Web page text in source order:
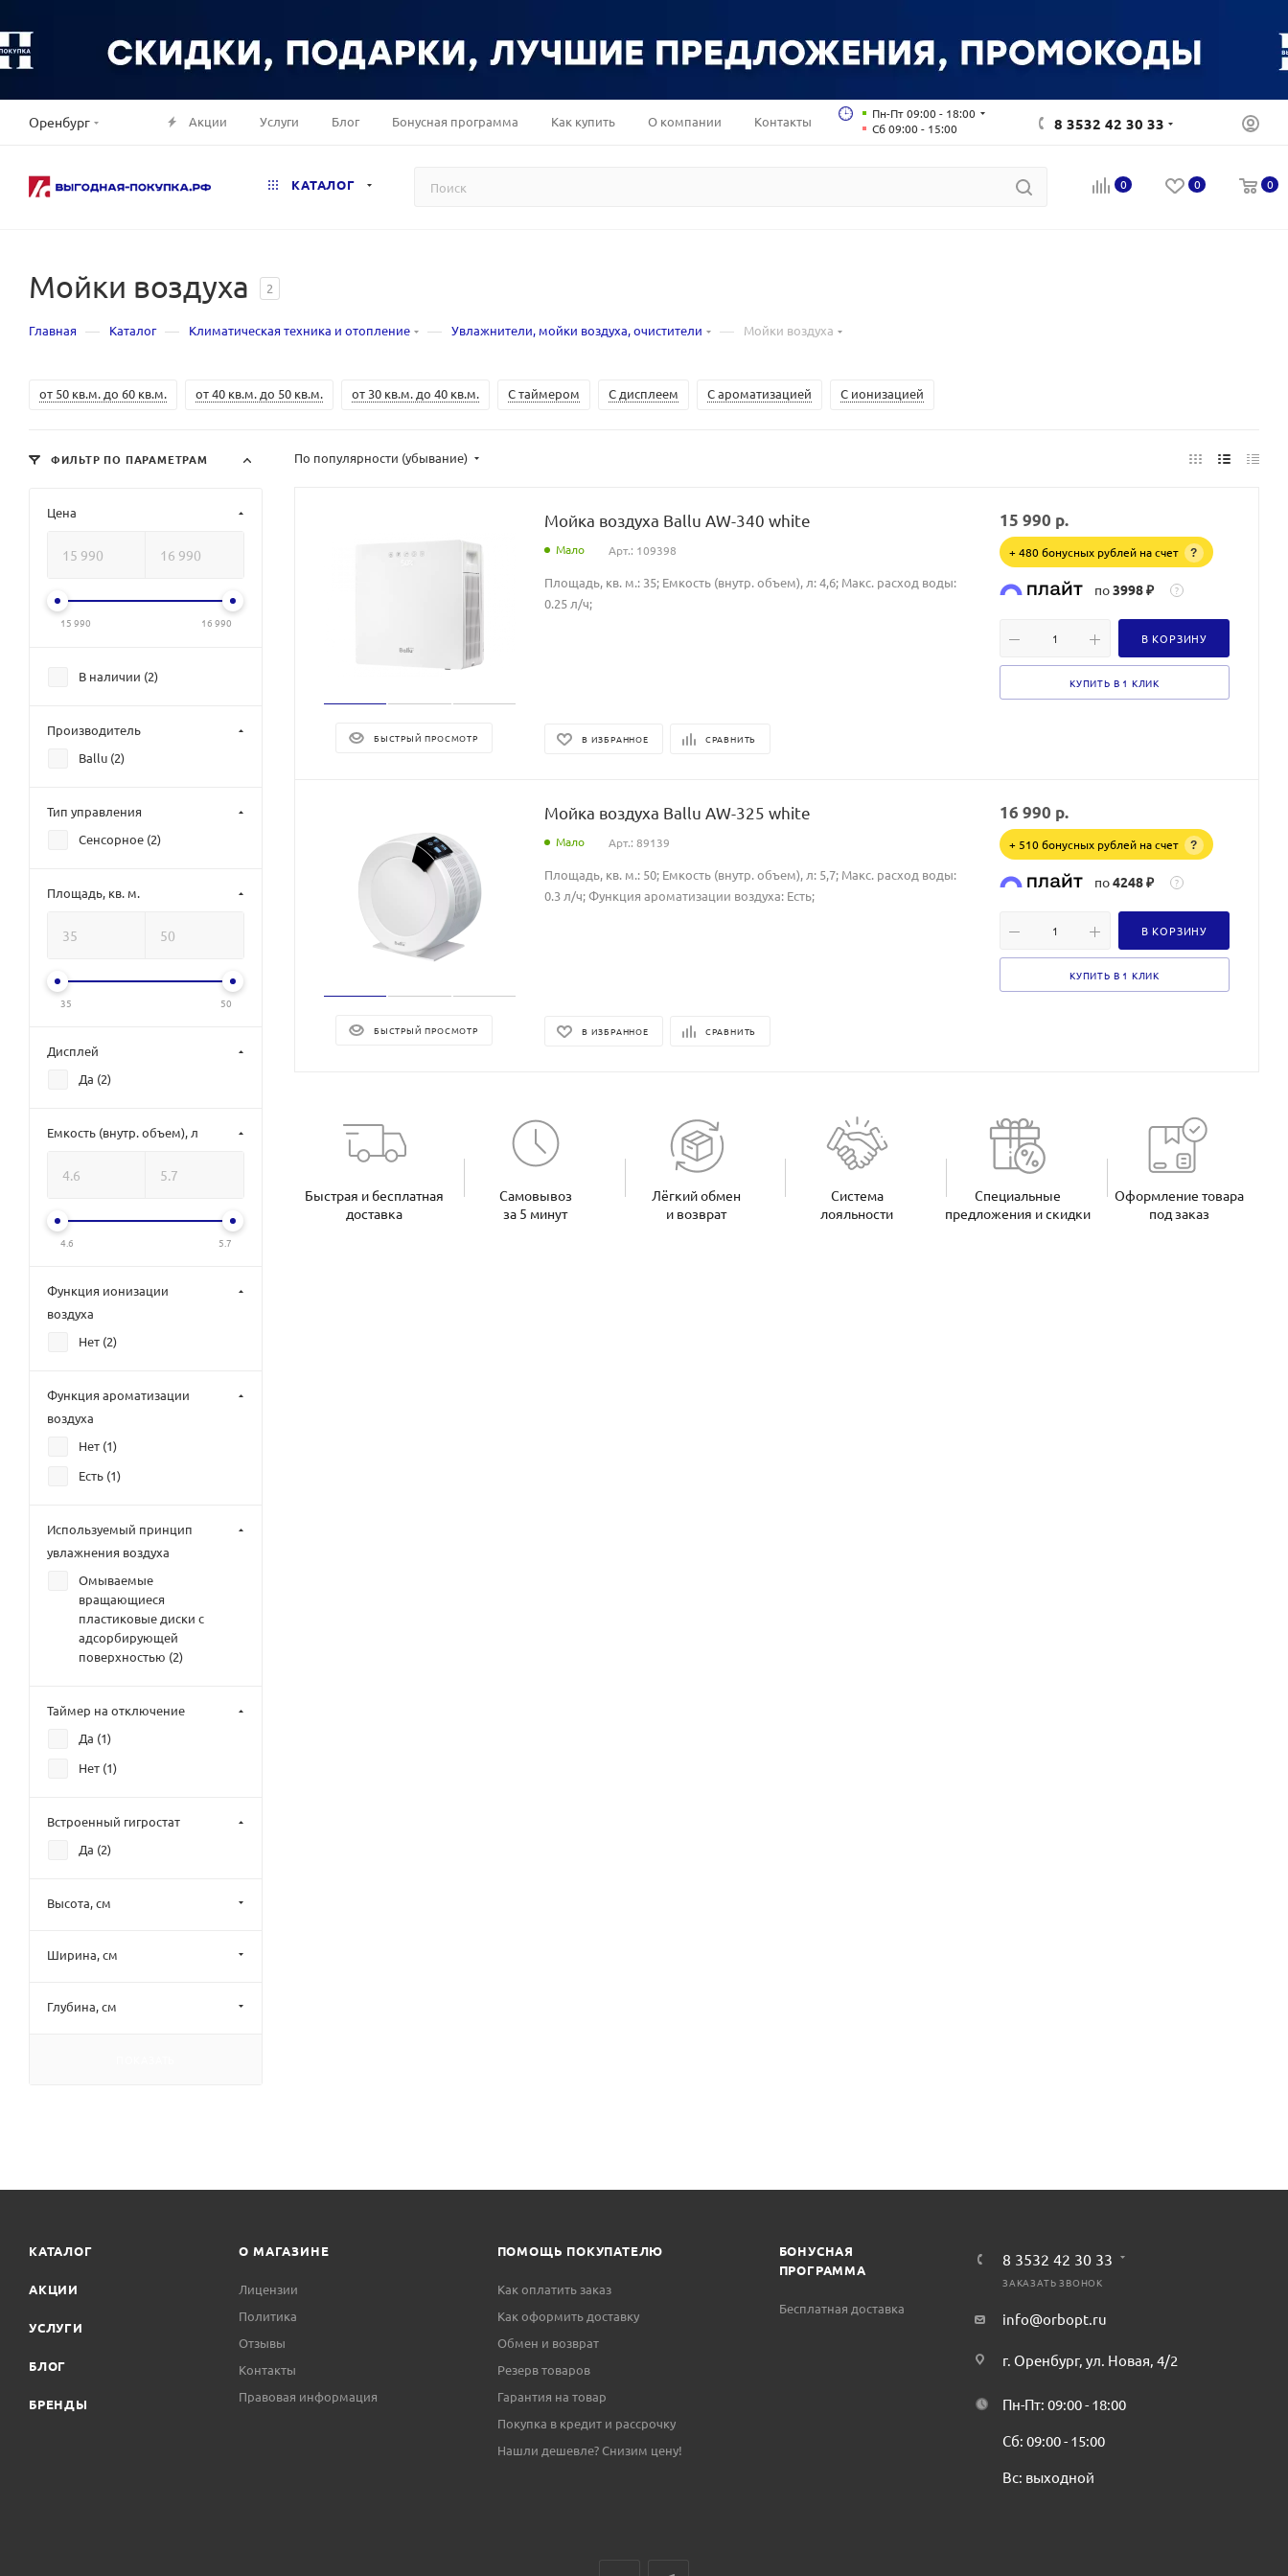
Оренбург Акции Услуги Блог Бонусная программа Как купить О компании Контакты
Пн-Пт 09:00 - 18:00
Сб 09:00 - 15:00
8 3532 42 30 33
КАТАЛОГ 0 0 0
Мойки воздуха 2
Главная — Каталог — Климатическая техника и отопление — Увлажнители, мойки воздуха, очистители — Мойки воздуха
от 50 кв.м. до 60 кв.м. от 40 кв.м. до 50 кв.м. от 30 кв.м. до 40 кв.м. С таймером С дисплеем С ароматизацией С ионизацией
По популярности (убывание)
БЫСТРЫЙ ПРОСМОТР
Мойка воздуха Ballu AW-340 white
Мало Арт.: 109398
Площадь, кв. м.: 35; Емкость (внутр. объем), л: 4,6; Макс. расход воды:
0.25 л/ч;
В ИЗБРАННОЕ СРАВНИТЬ
15 990 р.
+ 480 бонусных рублей на счет ?
по3998 ₽ ?
В КОРЗИНУ
КУПИТЬ В 1 КЛИК
БЫСТРЫЙ ПРОСМОТР
Мойка воздуха Ballu AW-325 white
Мало Арт.: 89139
Площадь, кв. м.: 50; Емкость (внутр. объем), л: 5,7; Макс. расход воды:
0.3 л/ч; Функция ароматизации воздуха: Есть;
В ИЗБРАННОЕ СРАВНИТЬ
16 990 р.
+ 510 бонусных рублей на счет ?
по4248 ₽ ?
В КОРЗИНУ
КУПИТЬ В 1 КЛИК
Быстрая и бесплатная
доставка
Самовывоз
за 5 минут
Лёгкий обмен
и возврат
Система
лояльности
Специальные
предложения и скидки
Оформление товара
под заказ
ФИЛЬТР ПО ПАРАМЕТРАМ
Цена
15 990 16 990
В наличии (2)
Производитель
Ballu (2)
Тип управления
Сенсорное (2)
Площадь, кв. м.
35 50
Дисплей
Да (2)
Емкость (внутр. объем), л
4.6 5.7
Функция ионизации
воздуха
Нет (2)
Функция ароматизации
воздуха
Нет (1)
Есть (1)
Используемый принцип
увлажнения воздуха
Омываемые
вращающиеся
пластиковые диски с
адсорбирующей
поверхностью (2)
Таймер на отключение
Да (1)
Нет (1)
Встроенный гигростат
Да (2)
Высота, см
Ширина, см
Глубина, см
КАТАЛОГ
АКЦИИ
УСЛУГИ
БЛОГ
БРЕНДЫ
О МАГАЗИНЕ
Лицензии
Политика
Отзывы
Контакты
Правовая информация
ПОМОЩЬ ПОКУПАТЕЛЮ
Как оплатить заказ
Как оформить доставку
Обмен и возврат
Резерв товаров
Гарантия на товар
Покупка в кредит и рассрочку
Нашли дешевле? Снизим цену!
БОНУСНАЯ
ПРОГРАММА
Бесплатная доставка
8 3532 42 30 33
ЗАКАЗАТЬ ЗВОНОК
info@orbopt.ru
г. Оренбург, ул. Новая, 4/2
Пн-Пт: 09:00 - 18:00
Сб: 09:00 - 15:00
Вс: выходной